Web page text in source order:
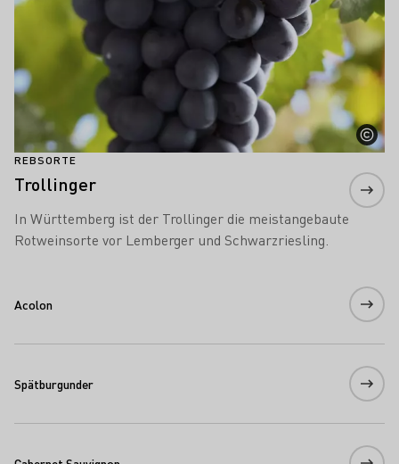
REBSORTE
Trollinger
In Württemberg ist der Trollinger die meistangebaute
Rotweinsorte vor Lemberger und Schwarzriesling.
Acolon
Spätburgunder